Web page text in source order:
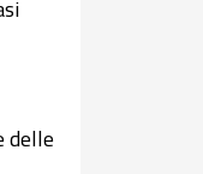
delle